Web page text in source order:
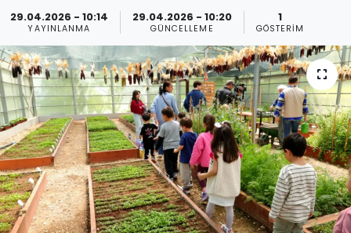
29.04.2026 - 10:14
YAYINLANMA
29.04.2026 - 10:20
GÜNCELLEME
1
GÖSTERIM